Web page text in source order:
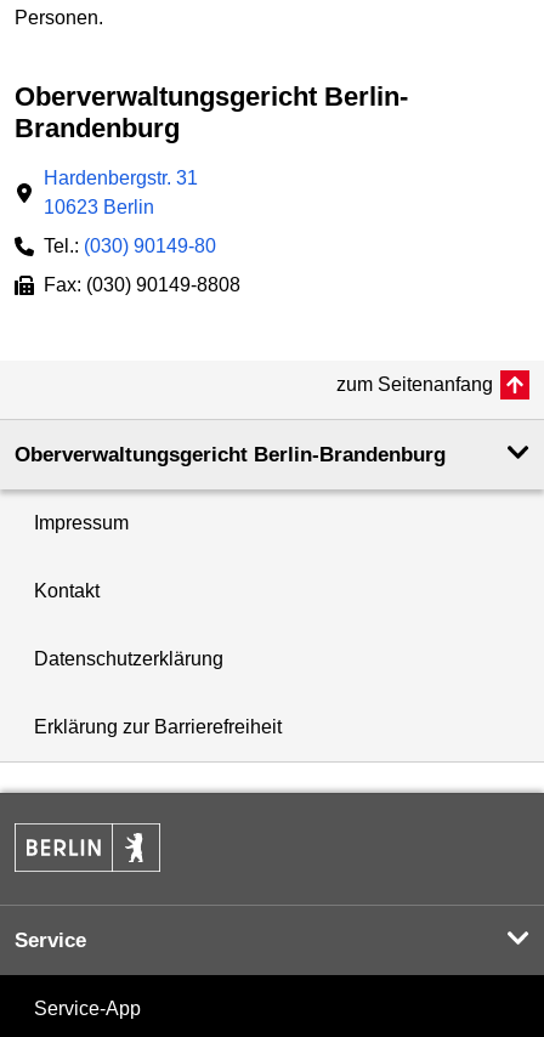
Personen.
Oberverwaltungs­gericht Berlin-
Brandenburg
Hardenbergstr. 31
10623 Berlin
Tel.: (030) 90149-80
Fax: (030) 90149-8808
zum Seitenanfang
Oberverwaltungsgericht Berlin-Brandenburg
Impressum
Kontakt
Datenschutzerklärung
Erklärung zur Barrierefreiheit
Service
Service-App